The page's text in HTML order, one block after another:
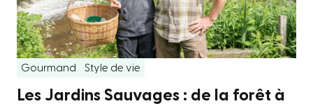
Gourmand Style de vie
Les Jardins Sauvages : de la forêt à